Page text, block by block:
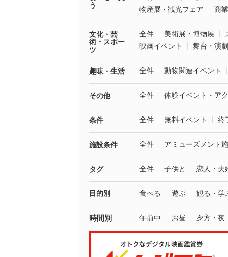
う
物産展・観光フェア
商
文化・芸
術・スポー
ツ
全件 美術展・博物展
映画イベント
舞台・演劇
趣味・生活 全件 動物関連イベント
その他 全件 体験イベント・ア
条件 全件 無料イベント 終
施設条件 全件 アミューズメント
タグ 全件 子供と 恋人・夫
目的別 食べる 遊ぶ 観る・学
時間別 午前中 お昼 夕方・夜